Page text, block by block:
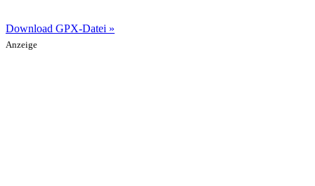
Download GPX-Datei »
Anzeige